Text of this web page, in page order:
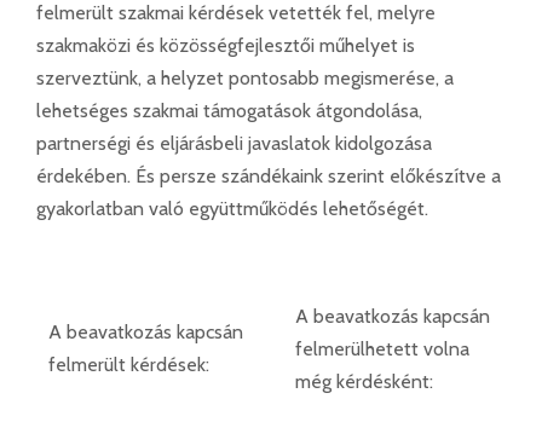
felmerült szakmai kérdések vetették fel, melyre
szakmaközi és közösségfejlesztői műhelyet is
szerveztünk, a helyzet pontosabb megismerése, a
lehetséges szakmai támogatások átgondolása,
partnerségi és eljárásbeli javaslatok kidolgozása
érdekében. És persze szándékaink szerint előkészítve a
gyakorlatban való együttműködés lehetőségét.
A beavatkozás kapcsán
felmerült kérdések:
A beavatkozás kapcsán
felmerülhetett volna
még kérdésként: